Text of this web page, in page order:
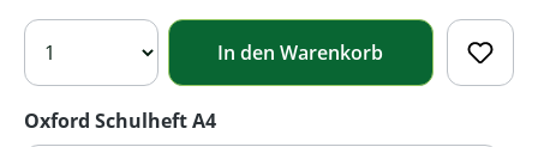
In den Warenkorb
Oxford Schulheft A4